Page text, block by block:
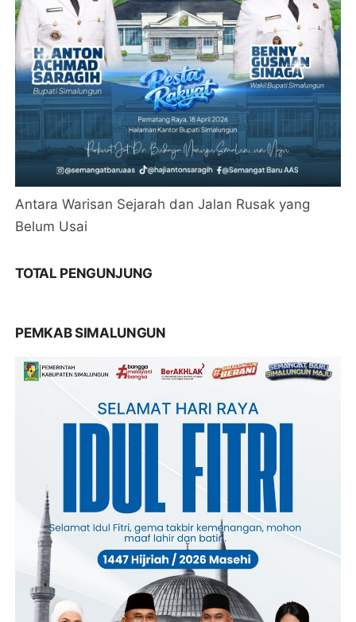
Antara Warisan Sejarah dan Jalan Rusak yang
Belum Usai
TOTAL PENGUNJUNG
PEMKAB SIMALUNGUN